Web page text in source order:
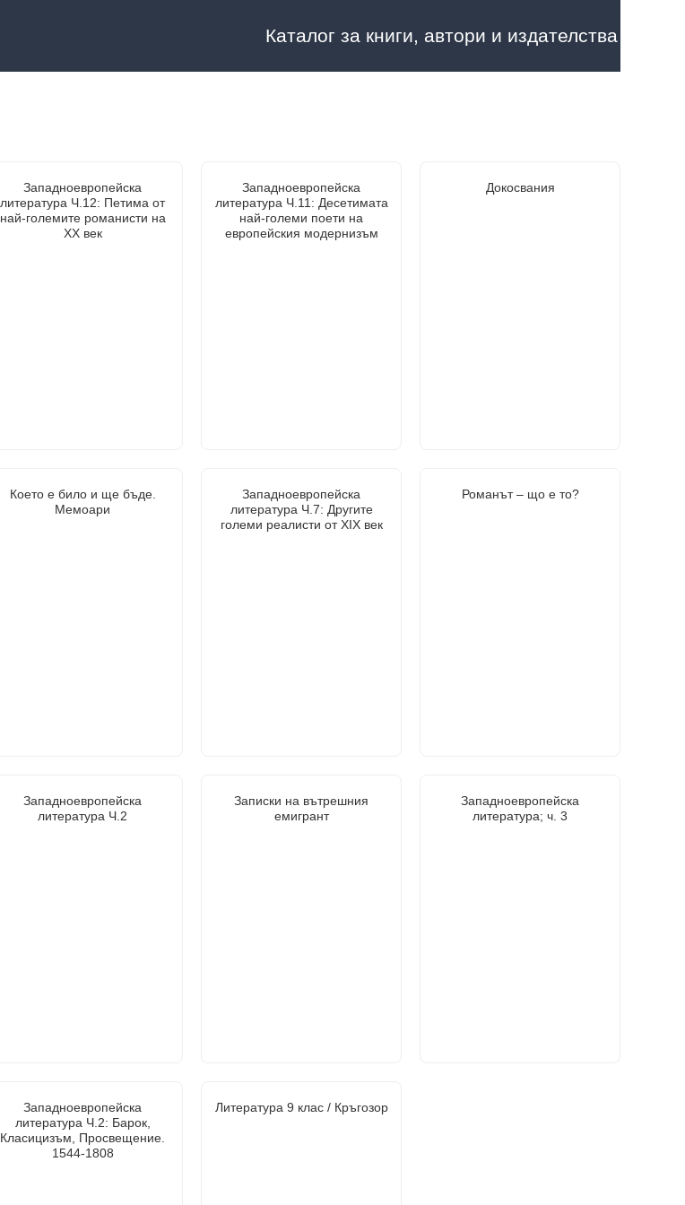
Каталог за книги, автори и издателства
Западноевропейска
литература Ч.12: Петима от
най-големите романисти на
ХХ век
Западноевропейска
литература Ч.11: Десетимата
най-големи поети на
европейския модернизъм
Докосвания
Което е било и ще бъде.
Мемоари
Западноевропейска
литература Ч.7: Другите
големи реалисти от XIX век
Романът – що е то?
Западноевропейска
литература Ч.2
Записки на вътрешния
емигрант
Западноевропейска
литература; ч. 3
Западноевропейска
литература Ч.2: Барок,
Класицизъм, Просвещение.
1544-1808
Литература 9 клас / Кръгозор